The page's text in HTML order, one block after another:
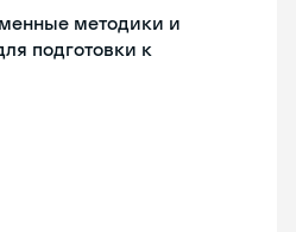
методики и
подготовки к